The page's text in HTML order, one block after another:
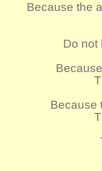
Because the
Do not
Because